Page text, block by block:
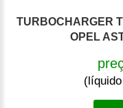
TURBOCHARGER
OPEL